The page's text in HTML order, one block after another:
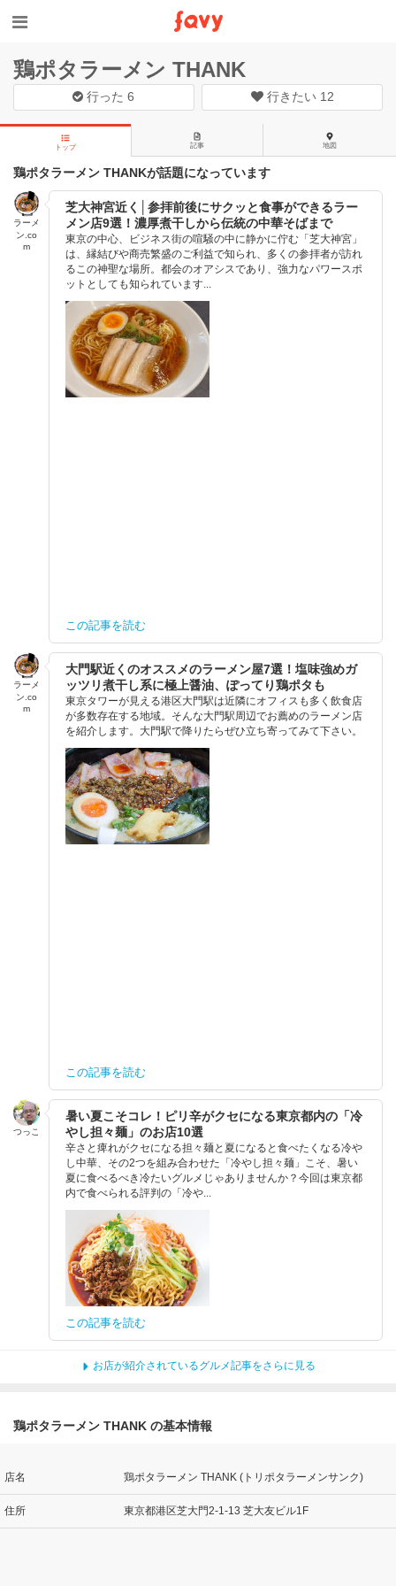
鶏ポタラーメン THANK
行った6 行きたい 12
トップ 記事 地図
鶏ポタラーメン THANKが話題になっています
ラーメ
ン.co
m
芝大神宮近く│参拝前後にサクッと食事ができるラー
メン店9選！濃厚煮干しから伝統の中華そばまで
東京の中心、ビジネス街の喧騒の中に静かに佇む「芝大神宮」
は、縁結びや商売繁盛のご利益で知られ、多くの参拝者が訪れ
るこの神聖な場所。都会のオアシスであり、強力なパワースポ
ットとしても知られています...
この記事を読む
ラーメ
ン.co
m
大門駅近くのオススメのラーメン屋7選！塩味強めガ
ッツリ煮干し系に極上醤油、ぽってり鶏ポタも
東京タワーが見える港区大門駅は近隣にオフィスも多く飲食店
が多数存在する地域。そんな大門駅周辺でお薦めのラーメン店
を紹介します。大門駅で降りたらぜひ立ち寄ってみて下さい。
この記事を読む
つっこ
暑い夏こそコレ！ピリ辛がクセになる東京都内の「冷
やし担々麺」のお店10選
辛さと痺れがクセになる担々麺と夏になると食べたくなる冷や
し中華、その2つを組み合わせた「冷やし担々麺」こそ、暑い
夏に食べるべき冷たいグルメじゃありませんか？今回は東京都
内で食べられる評判の「冷や...
この記事を読む
お店が紹介されているグルメ記事をさらに見る
鶏ポタラーメン THANK の基本情報
店名 鶏ポタラーメン THANK (トリポタラーメンサンク)
住所 東京都港区芝大門2-1-13 芝大友ビル1F